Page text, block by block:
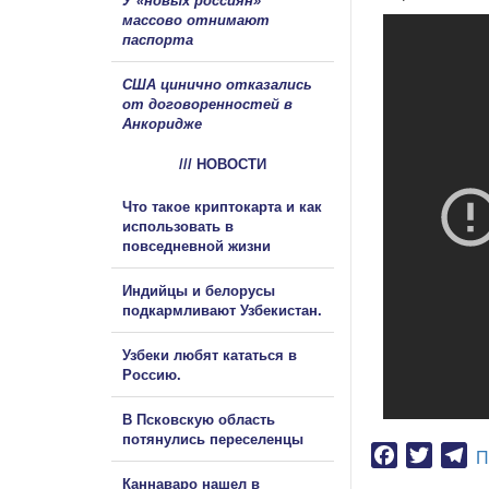
Facebook
Twitter
массово отнимают
паспорта
США цинично отказались
от договоренностей в
Анкоридже
/// НОВОСТИ
Что такое криптокарта и как
использовать в
повседневной жизни
Индийцы и белорусы
подкармливают Узбекистан.
Узбеки любят кататься в
Россию.
В Псковскую область
потянулись переселенцы
Каннаваро нашел в